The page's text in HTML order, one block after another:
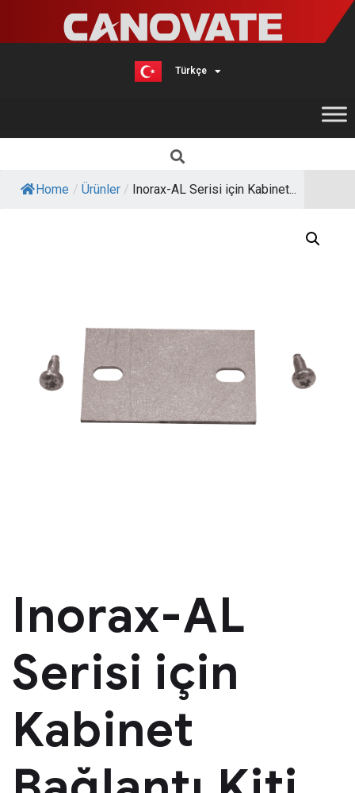
Türkçe
English
Home / Ürünler / Inorax-AL Serisi için Kabinet...
Inorax-AL
Serisi için
Kabinet